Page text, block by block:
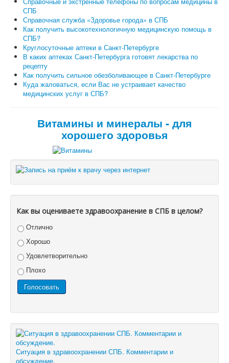
СПБ
Справочная служба «Здоровье города» в СПБ
Как получить высокотехнологичную медицинскую помощь в
СПБ?
Круглосуточные аптеки в Санкт-Петербурге
В каких аптеках Санкт-Петербурга готовят лекарства по
рецепту
Как получить сильное обезболивающее в Санкт-Петербурге
Куда жаловаться, если Вас не устраивает качество
медицинских услуг в СПБ?
Витамины и минералы - для
хорошего здоровья
Как вы оцениваете здравоохранение в СПБ в целом?
Отлично
Хорошо
Удовлетворительно
Плохо
Ситуация в здравоохранении СПБ. Комментарии и
обсуждение.